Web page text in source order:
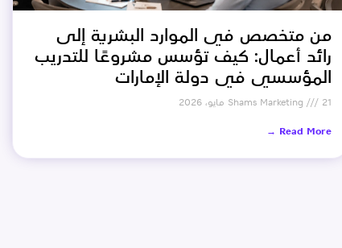
من متخصص في الموارد البشرية إلى
رائد أعمال: كيف تؤسس مشروعًا للتدريب
المؤسسي في دولة الإمارات
Shams Marketing 21 مايو، 2026
Read More →